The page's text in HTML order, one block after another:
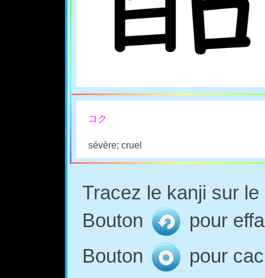
コク
sévère; cruel
Tracez le kanji sur
Bouton
pour
Bouton
pour